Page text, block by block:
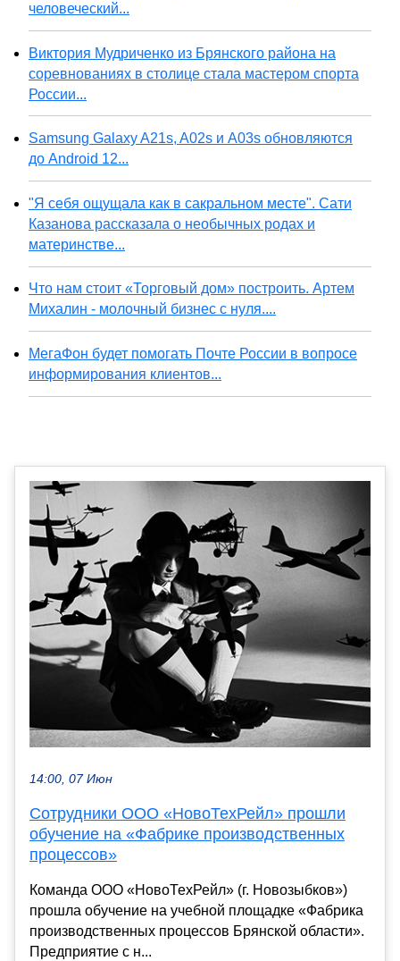
человеческий...
Виктория Мудриченко из Брянского района на
соревнованиях в столице стала мастером спорта
России...
Samsung Galaxy A21s, A02s и A03s обновляются
до Android 12...
"Я себя ощущала как в сакральном месте". Сати
Казанова рассказала о необычных родах и
материнстве...
Что нам стоит «Торговый дом» построить. Артем
Михалин - молочный бизнес с нуля....
МегаФон будет помогать Почте России в вопросе
информирования клиентов...
14:00, 07 Июн
Сотрудники ООО «НовоТехРейл» прошли
обучение на «Фабрике производственных
процессов»
Команда ООО «НовоТехРейл» (г. Новозыбков»)
прошла обучение на учебной площадке «Фабрика
производственных процессов Брянской области».
Предприятие с н...